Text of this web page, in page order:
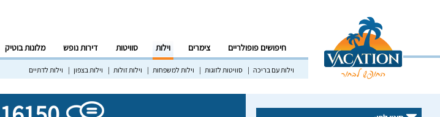
חיפושים פופולריים צימרים וילות סוויטות דירות נופש מלונות בוטיק
וילות עם בריכה סוויטות לזוגות וילות למשפחות וילות זולות וילות בצפון וילות לדתיים